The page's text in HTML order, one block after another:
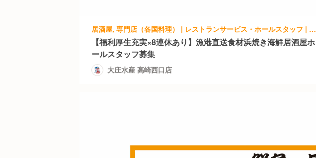
居酒屋, 専門店（各国料理） | レストランサービス・ホールスタッフ | 大庄水産 高崎西口店
【福利厚生充実×8連休あり】漁港直送食材浜焼き海鮮居酒屋ホ
ールスタッフ募集
大庄水産 高崎西口店